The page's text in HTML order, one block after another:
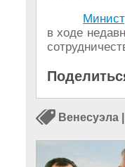
в ходе
Венесуэла